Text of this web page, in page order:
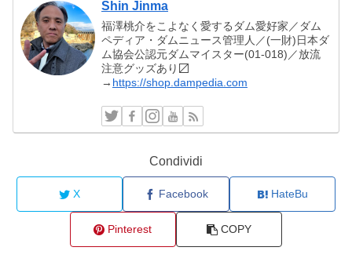
Shin Jinma
福澤桃介をこよなく愛するダム愛好家／ダム
ペディア・ダムニュース管理人／(一財)日本ダ
ム協会公認元ダムマイスター(01-018)／放流
注意グッズあり〼
→ https://shop.dampedia.com
Condividi
X Facebook HateBu
Pinterest COPY